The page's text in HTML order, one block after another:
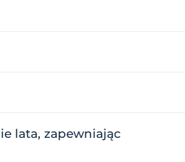
lata, zapewniając